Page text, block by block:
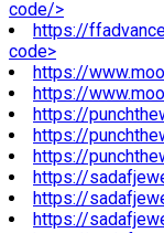
code/>
https://
code>
https://
https://
https://
https://
https://
https://
https://
https://